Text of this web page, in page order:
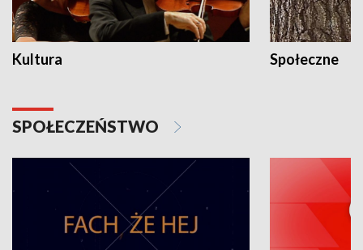
Kultura Społeczne
SPOŁECZEŃSTWO